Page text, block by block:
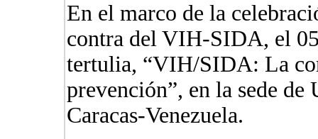
En el marco de la
contra del VIH-SIDA, el
tertulia, “VIH/SIDA: La
prevención”, en la sede
Caracas-Venezuela.